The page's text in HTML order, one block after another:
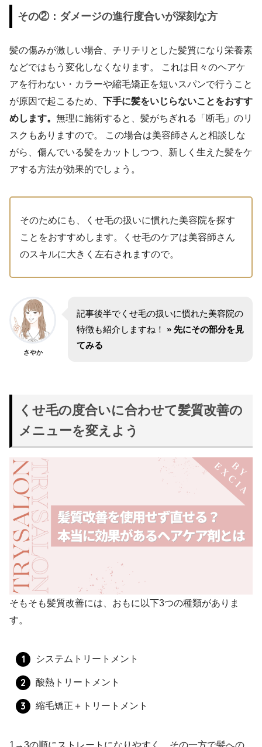
その②：ダメージの進行度合いが深刻な方
髪の傷みが激しい場合、チリチリとした髪質になり栄養素
などではもう変化しなくなります。 これは日々のヘアケ
アを行わない・カラーや縮毛矯正を短いスパンで行うこと
が原因で起こるため、 下手に髪をいじらないことをおすす
めします。 無理に施術すると、髪がちぎれる「断毛」のリ
スクもありますので。 この場合は美容師さんと相談しな
がら、傷んでいる髪をカットしつつ、新しく生えた髪をケ
アする方法が効果的でしょう。
そのためにも、くせ毛の扱いに慣れた美容院を探す
ことをおすすめします。くせ毛のケアは美容師さん
のスキルに大きく左右されますので。
さやか
記事後半でくせ毛の扱いに慣れた美容院の
特徴も紹介しますね！ » 先にその部分を見
てみる
くせ毛の度合いに合わせて髪質改善の
メニューを変えよう
そもそも髪質改善には、おもに以下3つの種類がありま
す。
システムトリートメント
酸熱トリートメント
縮毛矯正＋トリートメント
1→3の順にストレートになりやすく、その一方で髪への